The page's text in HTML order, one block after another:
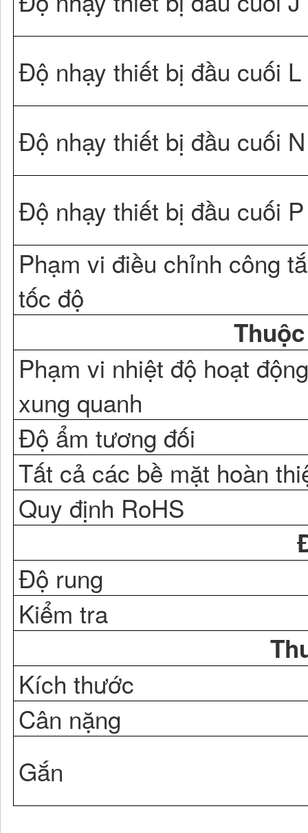
Độ nhạy thiết bị đầu cuối L
Độ nhạy thiết bị đầu cuối N
Độ nhạy thiết bị đầu cuối P
Phạm vi điều chỉnh công
tốc độ
Phạm vi nhiệt độ hoạt động
xung quanh
Độ ẩm tương đối
Tất cả các bề mặt hoàn
Quy định RoHS
Độ rung
Kiểm tra
Kích thước
Cân nặng
Gắn